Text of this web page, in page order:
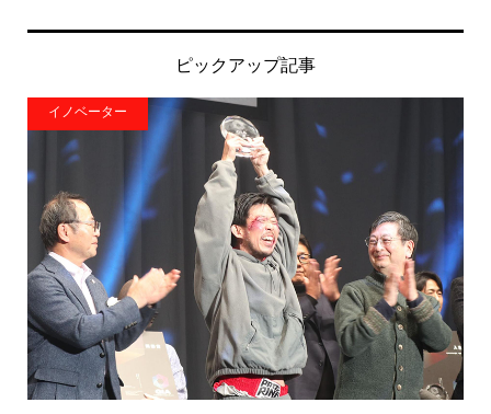
ピックアップ記事
イノベーター